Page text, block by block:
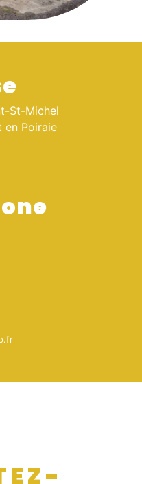
St-Michel
en Poiraie